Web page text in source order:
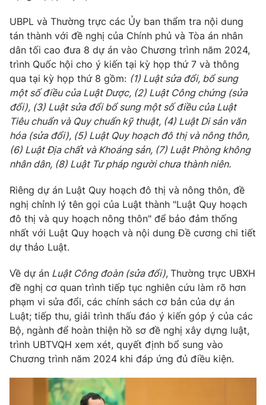
UBPL và Thường trực các Ủy ban thẩm tra nội dung
tán thành với đề nghị của Chính phủ và Tòa án nhân
dân tối cao đưa 8 dự án vào Chương trình năm 2024,
trình Quốc hội cho ý kiến tại kỳ họp thứ 7 và thông
qua tại kỳ họp thứ 8 gồm: (1) Luật sửa đổi, bổ sung
một số điều của Luật Dược, (2) Luật Công chứng (sửa
đổi), (3) Luật sửa đổi bổ sung một số điều của Luật
Tiêu chuẩn và Quy chuẩn kỹ thuật, (4) Luật Di sản văn
hóa (sửa đổi), (5) Luật Quy hoạch đô thị và nông thôn,
(6) Luật Địa chất và Khoáng sản, (7) Luật Phòng không
nhân dân, (8) Luật Tư pháp người chưa thành niên.
Riêng dự án Luật Quy hoạch đô thị và nông thôn, đề
nghị chỉnh lý tên gọi của Luật thành "Luật Quy hoạch
đô thị và quy hoạch nông thôn" để bảo đảm thống
nhất với Luật Quy hoạch và nội dung Đề cương chi tiết
dự thảo Luật.
Về dự án Luật Công đoàn (sửa đổi), Thường trực UBXH
đề nghị cơ quan trình tiếp tục nghiên cứu làm rõ hơn
phạm vi sửa đổi, các chính sách cơ bản của dự án
Luật; tiếp thu, giải trình thấu đáo ý kiến góp ý của các
Bộ, ngành để hoàn thiện hồ sơ đề nghị xây dựng luật,
trình UBTVQH xem xét, quyết định bổ sung vào
Chương trình năm 2024 khi đáp ứng đủ điều kiện.